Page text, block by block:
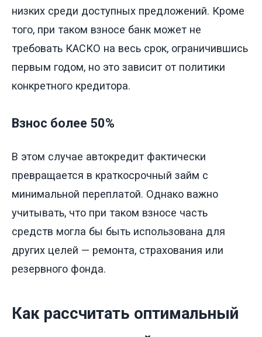
низких среди доступных предложений. Кроме
того, при таком взносе банк может не
требовать КАСКО на весь срок, ограничившись
первым годом, но это зависит от политики
конкретного кредитора.
Взнос более 50%
В этом случае автокредит фактически
превращается в краткосрочный займ с
минимальной переплатой. Однако важно
учитывать, что при таком взносе часть
средств могла бы быть использована для
других целей — ремонта, страхования или
резервного фонда.
Как рассчитать оптимальный